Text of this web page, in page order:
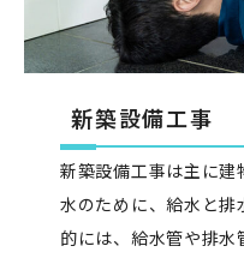
新築設備工事
新築設備工事は主に
水のために、給水と排
的には、給水管や排